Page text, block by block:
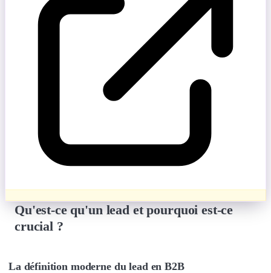
Qu'est-ce qu'un lead et pourquoi est-ce
crucial ?
La définition moderne du lead en B2B